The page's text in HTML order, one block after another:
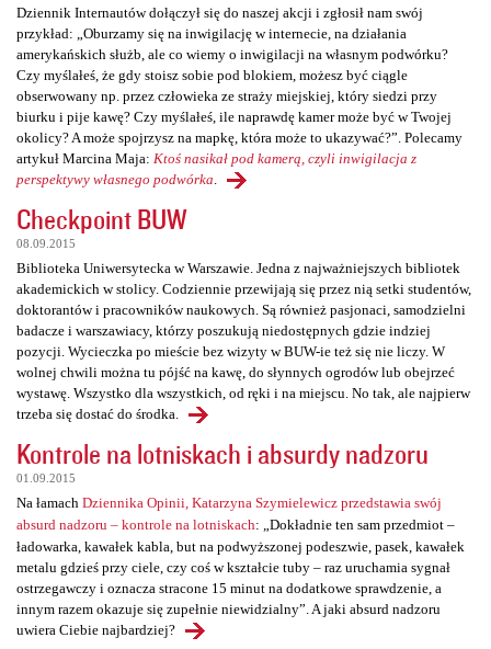
Dziennik Internautów dołączył się do naszej akcji i zgłosił nam swój
przykład: „Oburzamy się na inwigilację w internecie, na działania
amerykańskich służb, ale co wiemy o inwigilacji na własnym podwórku?
Czy myślałeś, że gdy stoisz sobie pod blokiem, możesz być ciągle
obserwowany np. przez człowieka ze straży miejskiej, który siedzi przy
biurku i pije kawę? Czy myślałeś, ile naprawdę kamer może być w Twojej
okolicy? A może spojrzysz na mapkę, która może to ukazywać?”. Polecamy
artykuł Marcina Maja: Ktoś nasikał pod kamerą, czyli inwigilacja z
perspektywy własnego podwórka
Checkpoint BUW
08.09.2015
Biblioteka Uniwersytecka w Warszawie. Jedna z najważniejszych bibliotek
akademickich w stolicy. Codziennie przewijają się przez nią setki studentów,
doktorantów i pracowników naukowych. Są również pasjonaci, samodzielni
badacze i warszawiacy, którzy poszukują niedostępnych gdzie indziej
pozycji. Wycieczka po mieście bez wizyty w BUW-ie też się nie liczy. W
wolnej chwili można tu pójść na kawę, do słynnych ogrodów lub obejrzeć
wystawę. Wszystko dla wszystkich, od ręki i na miejscu. No tak, ale najpierw
trzeba się dostać do środka.
Kontrole na lotniskach i absurdy nadzoru
01.09.2015
Na łamach Dziennika Opinii, Katarzyna Szymielewicz przedstawia swój
absurd nadzoru – kontrole na lotniskach: „Dokładnie ten sam przedmiot –
ładowarka, kawałek kabla, but na podwyższonej podeszwie, pasek, kawałek
metalu gdzieś przy ciele, czy coś w kształcie tuby – raz uruchamia sygnał
ostrzegawczy i oznacza stracone 15 minut na dodatkowe sprawdzenie, a
innym razem okazuje się zupełnie niewidzialny”. A jaki absurd nadzoru
uwiera Ciebie najbardziej?